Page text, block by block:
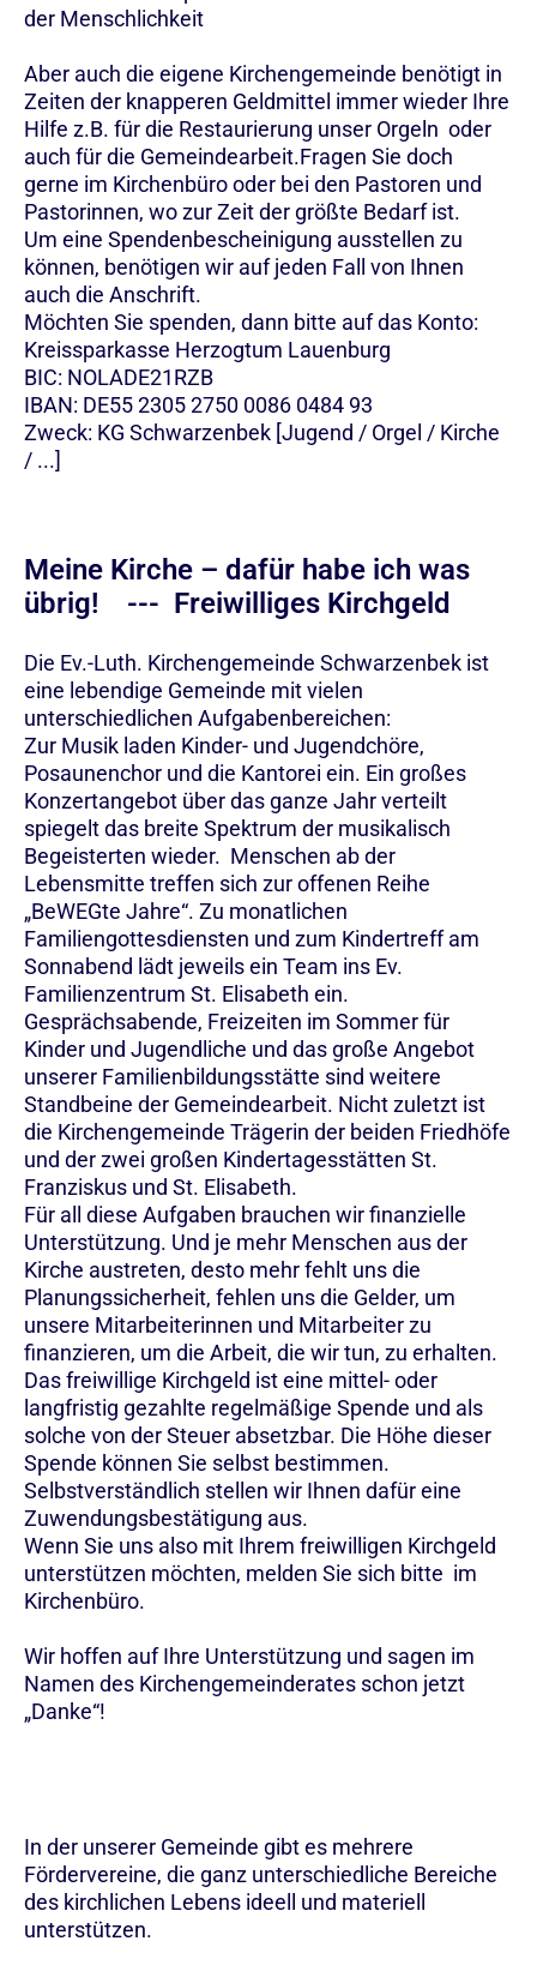
der Menschlichkeit
Aber auch die eigene Kirchengemeinde benötigt in
Zeiten der knapperen Geldmittel immer wieder Ihre
Hilfe z.B. für die Restaurierung unser Orgeln oder
auch für die Gemeindearbeit.Fragen Sie doch
gerne im Kirchenbüro oder bei den Pastoren und
Pastorinnen, wo zur Zeit der größte Bedarf ist.
Um eine Spendenbescheinigung ausstellen zu
können, benötigen wir auf jeden Fall von Ihnen
auch die Anschrift.
Möchten Sie spenden, dann bitte auf das Konto:
Kreissparkasse Herzogtum Lauenburg
BIC: NOLADE21RZB
IBAN: DE55 2305 2750 0086 0484 93
Zweck: KG Schwarzenbek [Jugend / Orgel / Kirche
/ ...]
Meine Kirche – dafür habe ich was
übrig! --- Freiwilliges Kirchgeld
Die Ev.-Luth. Kirchengemeinde Schwarzenbek ist
eine lebendige Gemeinde mit vielen
unterschiedlichen Aufgabenbereichen:
Zur Musik laden Kinder- und Jugendchöre,
Posaunenchor und die Kantorei ein. Ein großes
Konzertangebot über das ganze Jahr verteilt
spiegelt das breite Spektrum der musikalisch
Begeisterten wieder. Menschen ab der
Lebensmitte treffen sich zur offenen Reihe
„BeWEGte Jahre“. Zu monatlichen
Familiengottesdiensten und zum Kindertreff am
Sonnabend lädt jeweils ein Team ins Ev.
Familienzentrum St. Elisabeth ein.
Gesprächsabende, Freizeiten im Sommer für
Kinder und Jugendliche und das große Angebot
unserer Familienbildungsstätte sind weitere
Standbeine der Gemeindearbeit. Nicht zuletzt ist
die Kirchengemeinde Trägerin der beiden Friedhöfe
und der zwei großen Kindertagesstätten St.
Franziskus und St. Elisabeth.
Für all diese Aufgaben brauchen wir finanzielle
Unterstützung. Und je mehr Menschen aus der
Kirche austreten, desto mehr fehlt uns die
Planungssicherheit, fehlen uns die Gelder, um
unsere Mitarbeiterinnen und Mitarbeiter zu
finanzieren, um die Arbeit, die wir tun, zu erhalten.
Das freiwillige Kirchgeld ist eine mittel- oder
langfristig gezahlte regelmäßige Spende und als
solche von der Steuer absetzbar. Die Höhe dieser
Spende können Sie selbst bestimmen.
Selbstverständlich stellen wir Ihnen dafür eine
Zuwendungsbestätigung aus.
Wenn Sie uns also mit Ihrem freiwilligen Kirchgeld
unterstützen möchten, melden Sie sich bitte im
Kirchenbüro.
Wir hoffen auf Ihre Unterstützung und sagen im
Namen des Kirchengemeinderates schon jetzt
„Danke“!
In der unserer Gemeinde gibt es mehrere
Fördervereine, die ganz unterschiedliche Bereiche
des kirchlichen Lebens ideell und materiell
unterstützen.